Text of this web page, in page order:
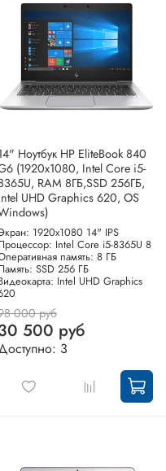
Ноутбук HP EliteBook 840
(1920x1080, Intel Core i5-
RAM 8ГБ,SSD 256ГБ,
UHD Graphics 620, OS
1920x1080 14" IPS
Intel Core i5-8365U 8
память: 8 ГБ
SSD 256 ГБ
Intel UHD Graphics
000 руб
500 руб
3